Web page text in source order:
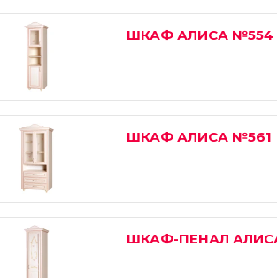
ШКАФ АЛИСА №554
ШКАФ АЛИСА №561
ШКАФ-ПЕНАЛ